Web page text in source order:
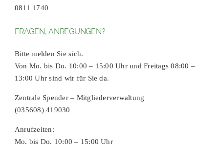
0811 1740
FRAGEN, ANREGUNGEN?
Bitte melden Sie sich.
Von Mo. bis Do. 10:00 – 15:00 Uhr und Freitags 08:00 –
13:00 Uhr sind wir für Sie da.
Zentrale Spender – Mitgliederverwaltung
(035608) 419030
Anrufzeiten:
Mo. bis Do. 10:00 – 15:00 Uhr